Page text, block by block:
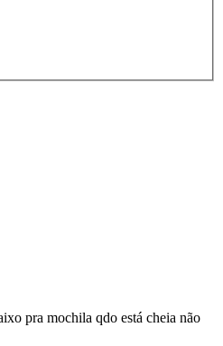
pra mochila qdo está cheia não